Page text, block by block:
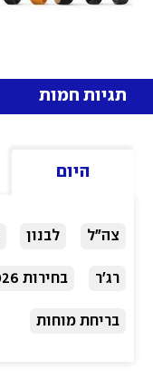
תגיות חמות
היום
צה"ל לבנון
רג'ר בחירות 2026
בריחת מוחות